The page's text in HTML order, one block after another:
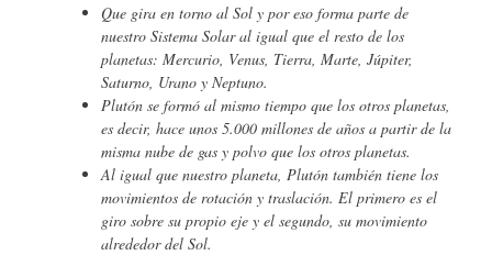
Que gira en torno al Sol y por eso forma parte de
nuestro Sistema Solar al igual que el resto de los
planetas: Mercurio, Venus, Tierra, Marte, Júpiter,
Saturno, Urano y Neptuno.
Plutón se formó al mismo tiempo que los otros planetas,
es decir, hace unos 5.000 millones de años a partir de la
misma nube de gas y polvo que los otros planetas.
Al igual que nuestro planeta, Plutón también tiene los
movimientos de rotación y traslación. El primero es el
giro sobre su propio eje y el segundo, su movimiento
alrededor del Sol.